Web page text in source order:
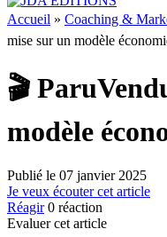
Accueil » Coaching &
mise sur un modèle
🎬
modèle
Publié le 07 janvier 2025
Je veux écouter cet article
Réagir 0 réaction
Evaluer cet article